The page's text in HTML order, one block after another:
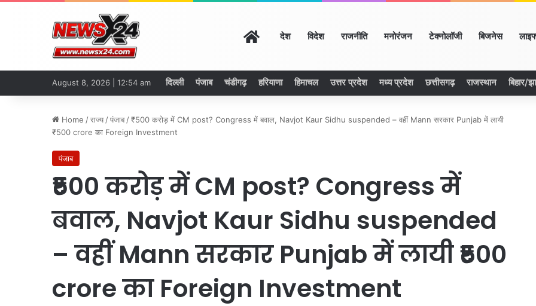
Homeदेश विदेश राजनीति मनोरंजन टेक्नोलॉजी बिजनेस
August 8, 2026 | 12:54 am दिल्ली पंजाब चंडीगढ़ हरियाणा हिमाचल उत्तर प्रदेश मध्य प्रदेश छत्तीसगढ़ राजस्थान बिहार/
Home /राज्य /पंजाब /₹500 करोड़ में CM post? Congress में बवाल, Navjot Kaur Sidhu suspended – वहीं Mann सरकार Punjab में लायी
₹500 crore का Foreign Investment
पंजाब
₹500 करोड़ में CM post? Congress में
बवाल, Navjot Kaur Sidhu suspended
– वहीं Mann सरकार Punjab में लायी ₹500
crore का Foreign Investment